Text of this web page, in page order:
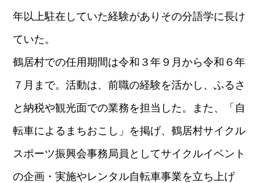
年以上駐在していた経験がありその分語学に長け
ていた。
鶴居村での任用期間は令和３年９月から令和６年
７月まで。活動は、前職の経験を活かし、ふるさ
と納税や観光面での業務を担当した。また、「自
転車によるまちおこし」を掲げ、鶴居村サイクル
スポーツ振興会事務局員としてサイクルイベント
の企画・実施やレンタル自転車事業を立ち上げ